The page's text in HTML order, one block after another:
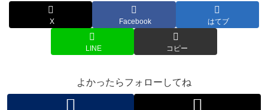
X Facebook はてブ
LINE コピー
よかったらフォローしてね